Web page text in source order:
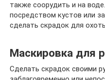
также соорудить и на
посредством кустов или
сделать скрадок для
Маскировка для
Сделать скрадок своими